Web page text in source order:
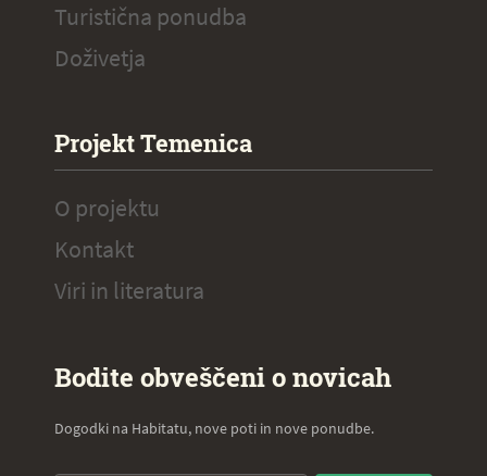
Turistična ponudba
Doživetja
Projekt Temenica
O projektu
Kontakt
Viri in literatura
Bodite obveščeni o novicah
Dogodki na Habitatu, nove poti in nove ponudbe.